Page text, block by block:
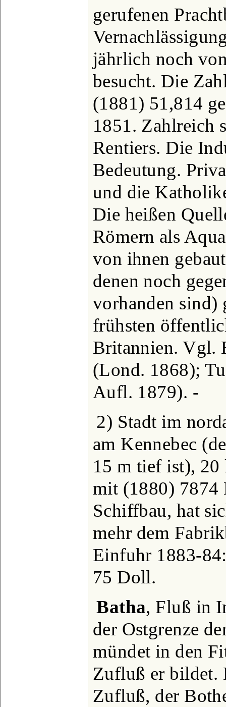
gerufenen
jährlich noch
besucht. Die
(1881) 51,814
1851. Zahlreich
Rentiers. Die
Bedeutung.
und die
Die heißen
Römern als
von ihnen
denen noch
vorhanden sind)
frühsten
Britannien. Vgl.
(Lond. 1868);
Aufl. 1879). -
2) Stadt im
am Kennebec
15 m tief ist),
mit (1880) 7874
Schiffbau, hat
mehr dem
Einfuhr 1883-
75 Doll.
Batha, Fluß in
der Ostgrenze
mündet in den
Zufluß er bildet.
Zufluß, der